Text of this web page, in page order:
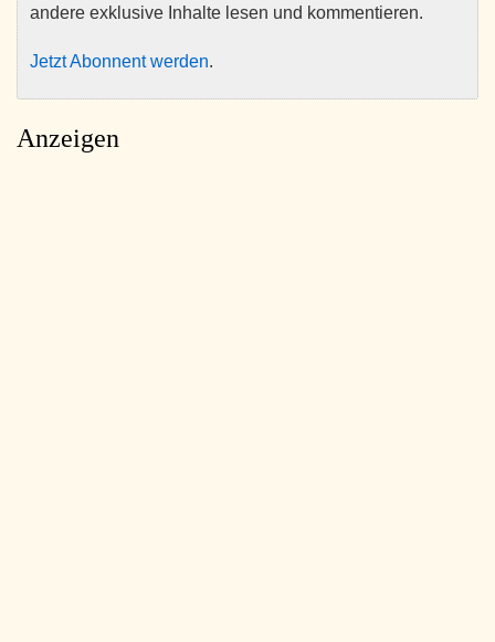
andere exklusive Inhalte lesen und kommentieren.
Jetzt Abonnent werden.
Anzeigen